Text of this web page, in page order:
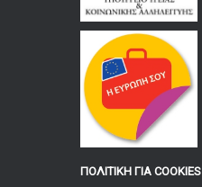
ΠΟΛΙΤΙΚΗ ΓΙΑ COOKIES